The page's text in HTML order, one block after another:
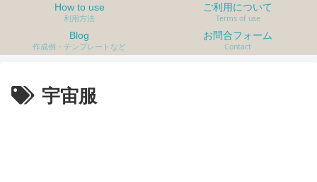
How to use
利用方法
ご利用について
Terms of use
Blog
作成例・テンプレートなど
お問合フォーム
Contact
宇宙服